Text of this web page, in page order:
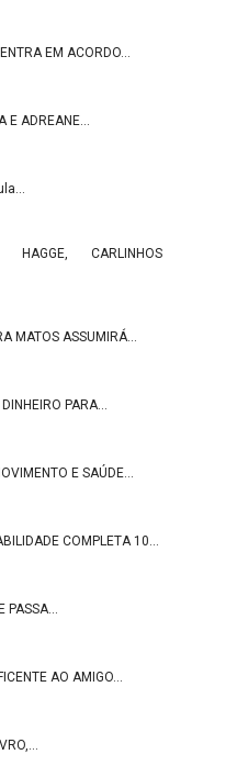
EM ACORDO…
E ADREANE…
HAGGE, CARLINHOS
MATOS ASSUMIRÁ…
PARA…
E SAÚDE…
COMPLETA 10…
PASSA…
AO AMIGO…